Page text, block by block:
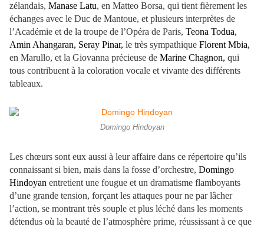
zélandais, Manase Latu, en Matteo Borsa, qui tient fièrement les
échanges avec le Duc de Mantoue, et plusieurs interprètes de
l’Académie et de la troupe de l’Opéra de Paris, Teona Todua,
Amin Ahangaran, Seray Pinar, le très sympathique Florent Mbia,
en Marullo, et la Giovanna précieuse de Marine Chagnon, qui
tous contribuent à la coloration vocale et vivante des différents
tableaux.
Domingo Hindoyan
Les chœurs sont eux aussi à leur affaire dans ce répertoire qu’ils
connaissant si bien, mais dans la fosse d’orchestre, Domingo
Hindoyan entretient une fougue et un dramatisme flamboyants
d’une grande tension, forçant les attaques pour ne par lâcher
l’action, se montrant très souple et plus léché dans les moments
détendus où la beauté de l’atmosphère prime, réussissant à ce que